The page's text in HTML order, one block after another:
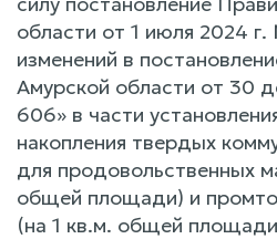
области от 1 июля 2024
изменений в
Амурской области от 30
606» в части
накопления твердых
для продовольственных
общей площади) и
(на 1 кв.м. общей